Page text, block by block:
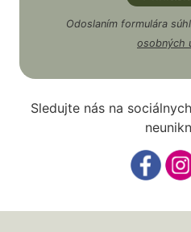
Odoslaním formulára
osobných
Sledujte nás na